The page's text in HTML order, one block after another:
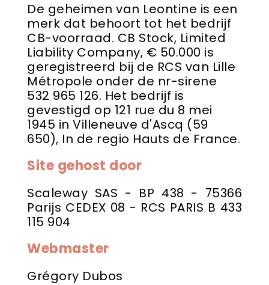
De geheimen van Leontine is een
merk dat behoort tot het bedrijf
CB-voorraad. CB Stock, Limited
Liability Company, € 50.000 is
geregistreerd bij de RCS van Lille
Métropole onder de nr-sirene
532 965 126. Het bedrijf is
gevestigd op 121 rue du 8 mei
1945 in Villeneuve d'Ascq (59
650), In de regio Hauts de France.
Site gehost door
Scaleway SAS - BP 438 - 75366
Parijs CEDEX 08 - RCS PARIS B 433
115 904
Webmaster
Grégory Dubos